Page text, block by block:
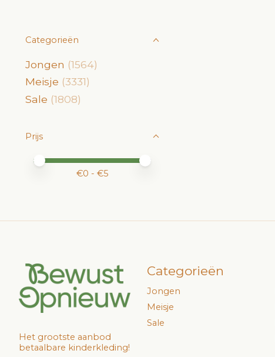
Categorieën
Jongen (1564)
Meisje (3331)
Sale (1808)
Prijs
Minimale prijswaarde
Price maximum value
€0 - €5
Het grootste aanbod
betaalbare kinderkleding!
Categorieën
Jongen
Meisje
Sale